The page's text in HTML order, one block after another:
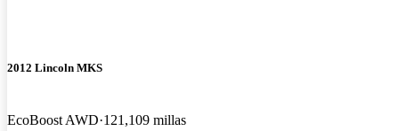
2012 Lincoln MKS
EcoBoost AWD 121,109 millas